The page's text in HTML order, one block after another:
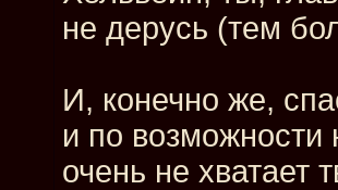
не дерусь (тем
И, конечно же,
и по
очень не хватает